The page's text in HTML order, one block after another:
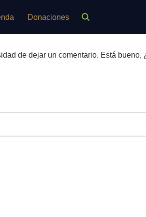
Donaciones
de dejar un comentario. Está